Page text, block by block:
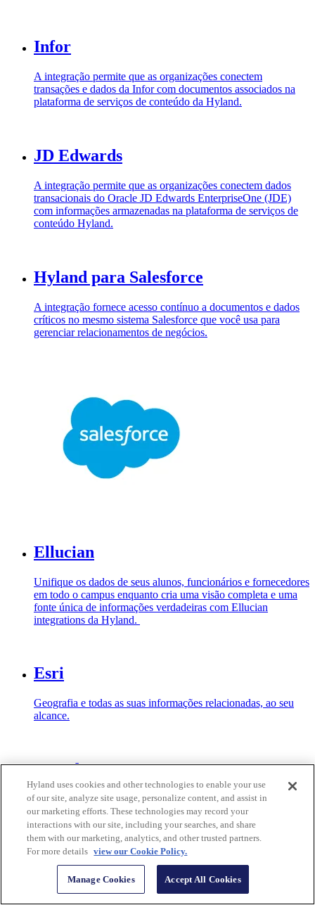
Infor
A integração permite que as organizações conectem
transações e dados da Infor com documentos associados na
plataforma de serviços de conteúdo da Hyland.
JD Edwards
A integração permite que as organizações conectem dados
transacionais do Oracle JD Edwards EnterpriseOne (JDE)
com informações armazenadas na plataforma de serviços de
conteúdo Hyland.
Hyland para Salesforce
A integração fornece acesso contínuo a documentos e dados
críticos no mesmo sistema Salesforce que você usa para
gerenciar relacionamentos de negócios.
Ellucian
Unifique os dados de seus alunos, funcionários e fornecedores
em todo o campus enquanto cria uma visão completa e uma
fonte única de informações verdadeiras com Ellucian
integrations da Hyland.
Esri
Geografia e todas as suas informações relacionadas, ao seu
alcance.
Jenzabar
Maximize o valor do seu investimento em Jenzabar com a
integração da Hyland com os sistemas de informação escolar
da Jenzabar.
Netsmart Homecare Integration
Hyland uses cookies and other technologies to enable your use
of our site, analyze site usage, personalize content, and assist in
our marketing efforts. These technologies may record your
interactions with our site, including your searches, and share
them with our marketing, analytics, and other trusted partners.
For more details view our Cookie Policy.
Manage Cookies Accept All Cookies